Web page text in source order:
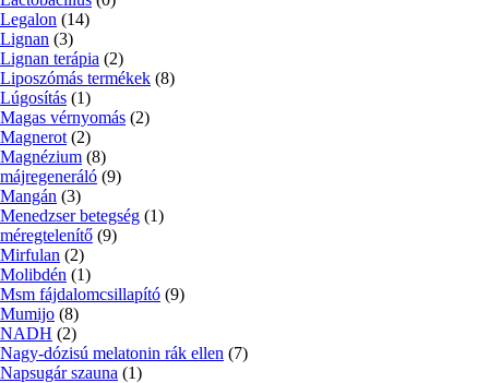
Legalon (14)
Lignan (3)
Lignan terápia (2)
Liposzómás termékek (8)
Lúgosítás (1)
Magas vérnyomás (2)
Magnerot (2)
Magnézium (8)
májregeneráló (9)
Mangán (3)
Menedzser betegség (1)
méregtelenítő (9)
Mirfulan (2)
Molibdén (1)
Msm fájdalomcsillapító (9)
Mumijo (8)
NADH (2)
Nagy-dózisú melatonin rák ellen (7)
Napsugár szauna (1)